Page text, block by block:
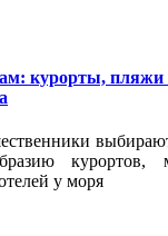
курорты, пляжи
у моря